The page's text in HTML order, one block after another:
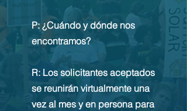
P: ¿Cuándo y dónde nos
encontramos?
R: Los solicitantes aceptados
se reunirán virtualmente una
vez al mes y en persona para